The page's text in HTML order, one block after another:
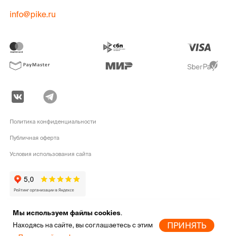
info@pike.ru
pike.ru © 2010 - 2026 | Высококачественная
отдыха от мировых брендов
Политика конфиденциальности
Публичная оферта
Условия использования сайта
Мы используем файлы cookies.
Находясь на сайте, вы соглашаетесь с этим
ПРИНЯТЬ